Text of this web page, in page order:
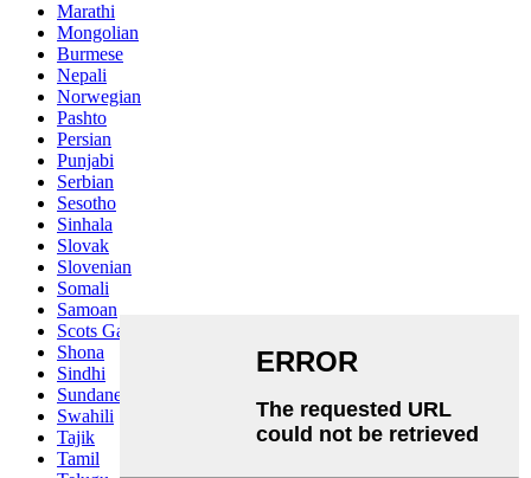
Marathi
Mongolian
Burmese
Nepali
Norwegian
Pashto
Persian
Punjabi
Serbian
Sesotho
Sinhala
Slovak
Slovenian
Somali
Samoan
Scots Gaelic
Shona
Sindhi
Sundanese
Swahili
Tajik
Tamil